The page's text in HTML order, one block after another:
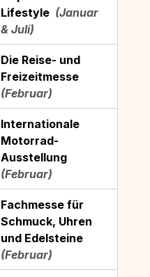
Lifestyle (Januar
& Juli)
Die Reise- und
Freizeitmesse
(Februar)
Internationale
Motorrad-
Ausstellung
(Februar)
Fachmesse für
Schmuck, Uhren
und Edelsteine
(Februar)